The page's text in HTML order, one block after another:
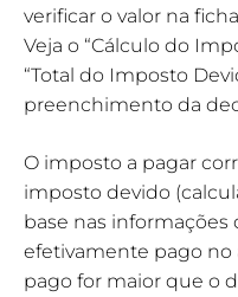
verificar o valor na
Veja o “Cálculo do
“Total do Imposto
preenchimento da
O imposto a pagar
imposto devido
base nas informações
efetivamente pago no
pago for maior que o